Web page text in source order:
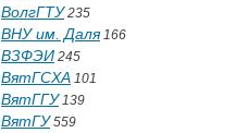
ВолгГТУ235
ВНУ им. Даля166
ВЗФЭИ 245
ВятГСХА 101
ВятГГУ139
ВятГУ559